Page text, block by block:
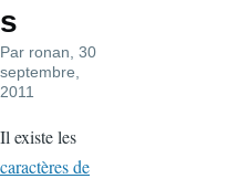
s
Par ronan , 30
septembre,
2011
Il existe les
caractères de